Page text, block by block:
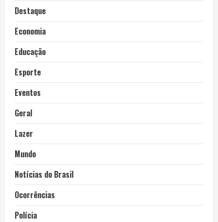
Destaque
Economia
Educação
Esporte
Eventos
Geral
Lazer
Mundo
Notícias do Brasil
Ocorrências
Polícia